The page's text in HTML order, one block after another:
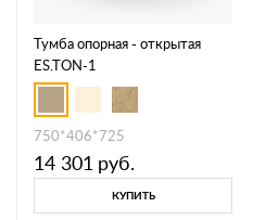
Тумба опорная - открытая
ES.TON-1
750*406*725
14 301 руб.
КУПИТЬ